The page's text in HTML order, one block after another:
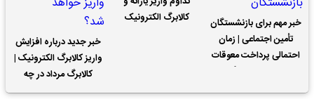
خبر مهم برای بازنشستگان
تأمین اجتماعی | زمان
احتمالی پرداخت معوقات
کالابرگ الکترونیک
خبر جدید درباره افزایش
واریز کالابرگ الکترونیک |
کالابرگ مرداد در چه
تاریخی واریز خواهد شد؟